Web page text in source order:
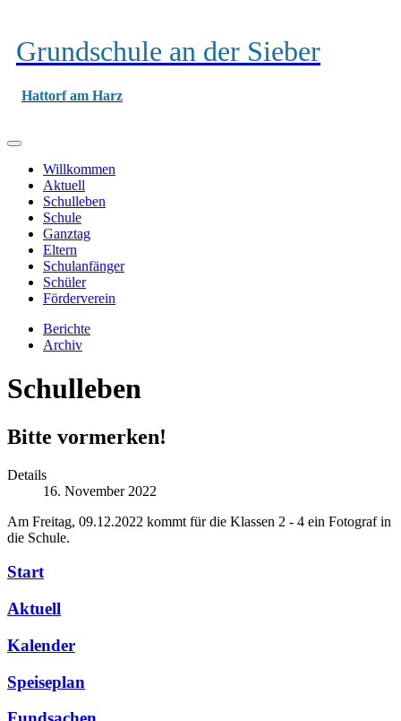
Grundschule an der Sieber
Hattorf am Harz
Willkommen
Aktuell
Schulleben
Schule
Ganztag
Eltern
Schulanfänger
Schüler
Förderverein
Berichte
Archiv
Schulleben
Bitte vormerken!
Details
16. November 2022
Am Freitag, 09.12.2022 kommt für die Klassen 2 - 4 ein Fotograf in
die Schule.
Start
Aktuell
Kalender
Speiseplan